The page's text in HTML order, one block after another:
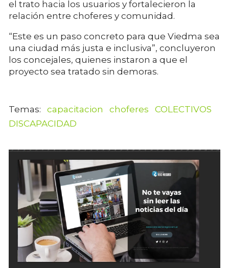
el trato hacia los usuarios y fortalecieron la
relación entre choferes y comunidad.
“Este es un paso concreto para que Viedma sea
una ciudad más justa e inclusiva”, concluyeron
los concejales, quienes instaron a que el
proyecto sea tratado sin demoras.
capacitacion choferes
COLECTIVOS
DISCAPACIDAD